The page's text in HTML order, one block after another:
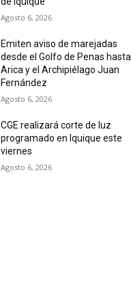
Agosto 6, 2026
Emiten aviso de marejadas
desde el Golfo de Penas hasta
Arica y el Archipiélago Juan
Fernández
Agosto 6, 2026
CGE realizará corte de luz
programado en Iquique este
viernes
Agosto 6, 2026